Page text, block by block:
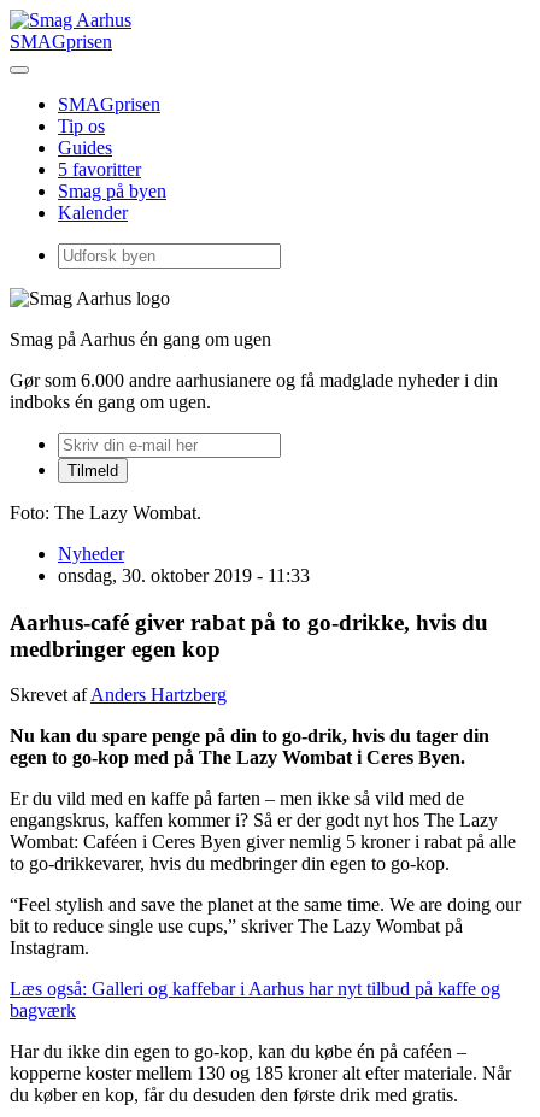
SMAGprisen
SMAGprisen
Tip os
Guides
5 favoritter
Smag på byen
Kalender
Smag på Aarhus én gang om ugen
Gør som 6.000 andre aarhusianere og få madglade nyheder i din
indboks én gang om ugen.
Foto: The Lazy Wombat.
Nyheder
onsdag, 30. oktober 2019 - 11:33
Aarhus-café giver rabat på to go-drikke, hvis du
medbringer egen kop
Skrevet afAnders Hartzberg
Nu kan du spare penge på din to go-drik, hvis du tager din
egen to go-kop med på The Lazy Wombat i Ceres Byen.
Er du vild med en kaffe på farten – men ikke så vild med de
engangskrus, kaffen kommer i? Så er der godt nyt hos The Lazy
Wombat: Caféen i Ceres Byen giver nemlig 5 kroner i rabat på alle
to go-drikkevarer, hvis du medbringer din egen to go-kop.
“Feel stylish and save the planet at the same time. We are doing our
bit to reduce single use cups,” skriver The Lazy Wombat på
Instagram.
Læs også: Galleri og kaffebar i Aarhus har nyt tilbud på kaffe og
bagværk
Har du ikke din egen to go-kop, kan du købe én på caféen –
kopperne koster mellem 130 og 185 kroner alt efter materiale. Når
du køber en kop, får du desuden den første drik med gratis.